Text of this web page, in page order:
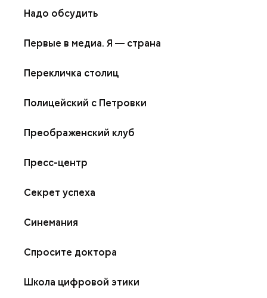
Надо обсудить
Первые в медиа. Я — страна
Перекличка столиц
Полицейский с Петровки
Преображенский клуб
Пресс-центр
Секрет успеха
Синемания
Спросите доктора
Школа цифровой этики